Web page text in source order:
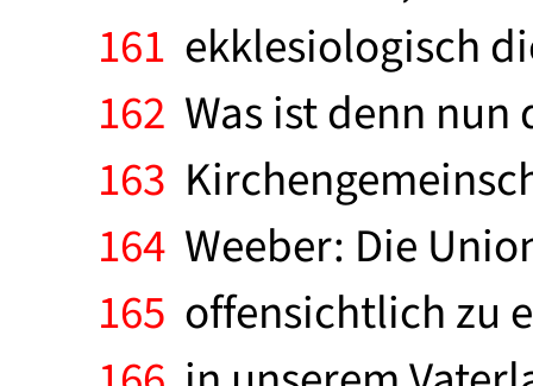
161 ekklesiologisch
162 Was ist denn
163
164 Weeber: Die
165 offensichtlich zu